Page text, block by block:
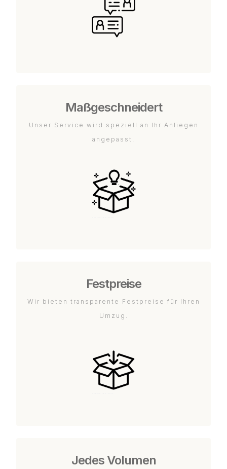
Maßgeschneidert
Unser Service wird speziell an Ihr Anliegen
angepasst.
Festpreise
Wir bieten transparente Festpreise für Ihren
Umzug.
Jedes Volumen